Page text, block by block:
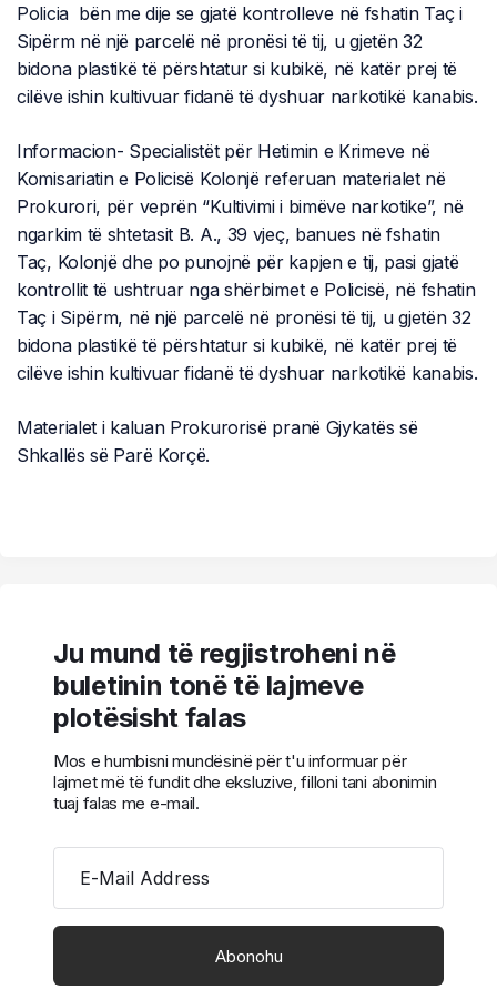
Policia bën me dije se gjatë kontrolleve në fshatin Taç i
Sipërm në një parcelë në pronësi të tij, u gjetën 32
bidona plastikë të përshtatur si kubikë, në katër prej të
cilëve ishin kultivuar fidanë të dyshuar narkotikë kanabis.
Informacion- Specialistët për Hetimin e Krimeve në
Komisariatin e Policisë Kolonjë referuan materialet në
Prokurori, për veprën “Kultivimi i bimëve narkotike”, në
ngarkim të shtetasit B. A., 39 vjeç, banues në fshatin
Taç, Kolonjë dhe po punojnë për kapjen e tij, pasi gjatë
kontrollit të ushtruar nga shërbimet e Policisë, në fshatin
Taç i Sipërm, në një parcelë në pronësi të tij, u gjetën 32
bidona plastikë të përshtatur si kubikë, në katër prej të
cilëve ishin kultivuar fidanë të dyshuar narkotikë kanabis.
Materialet i kaluan Prokurorisë pranë Gjykatës së
Shkallës së Parë Korçë.
Ju mund të regjistroheni në
buletinin tonë të lajmeve
plotësisht falas
Mos e humbisni mundësinë për t'u informuar për
lajmet më të fundit dhe eksluzive, filloni tani abonimin
tuaj falas me e-mail.
E-Mail Address